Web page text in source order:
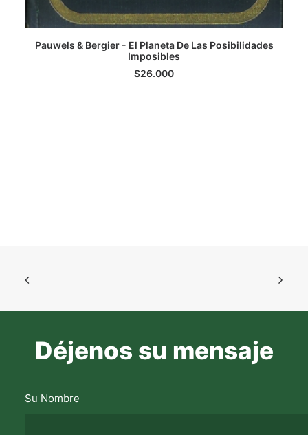
LEER MÁS
Pauwels & Bergier - El Planeta De Las Posibilidades
Imposibles
$26.000
Déjenos su mensaje
Su Nombre